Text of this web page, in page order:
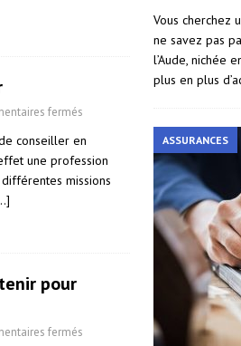
fermés
conseiller en
une profession
missions
pour
fermés
Vous cherchez
ne savez pas
l’Aude, nichée
plus en plus
ASSURANCES